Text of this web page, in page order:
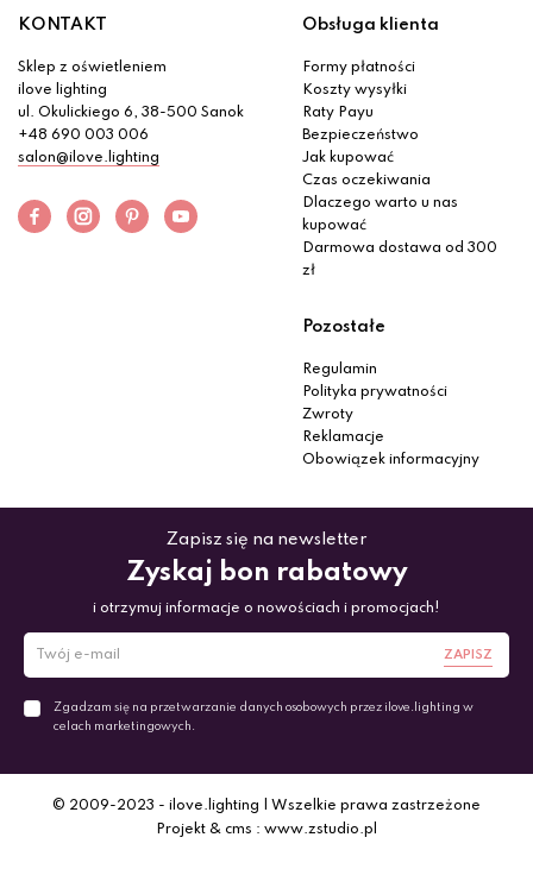
KONTAKT
Sklep z oświetleniem
ilove lighting
ul. Okulickiego 6, 38-500 Sanok
+48 690 003 006
salon@ilove.lighting
Obsługa klienta
Formy płatności
Koszty wysyłki
Raty Payu
Bezpieczeństwo
Jak kupować
Czas oczekiwania
Dlaczego warto u nas
kupować
Darmowa dostawa od 300
zł
Pozostałe
Regulamin
Polityka prywatności
Zwroty
Reklamacje
Obowiązek informacyjny
Zapisz się na newsletter
Zyskaj bon rabatowy
i otrzymuj informacje o nowościach i promocjach!
ZAPISZ
Zgadzam się na przetwarzanie danych osobowych przez ilove.lighting w
celach marketingowych.
© 2009-2023 - ilove.lighting | Wszelkie prawa zastrzeżone
Projekt & cms : www.zstudio.pl